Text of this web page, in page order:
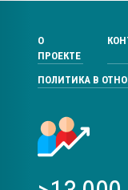
О
ПРОЕКТЕ
ПОЛИТИКА В